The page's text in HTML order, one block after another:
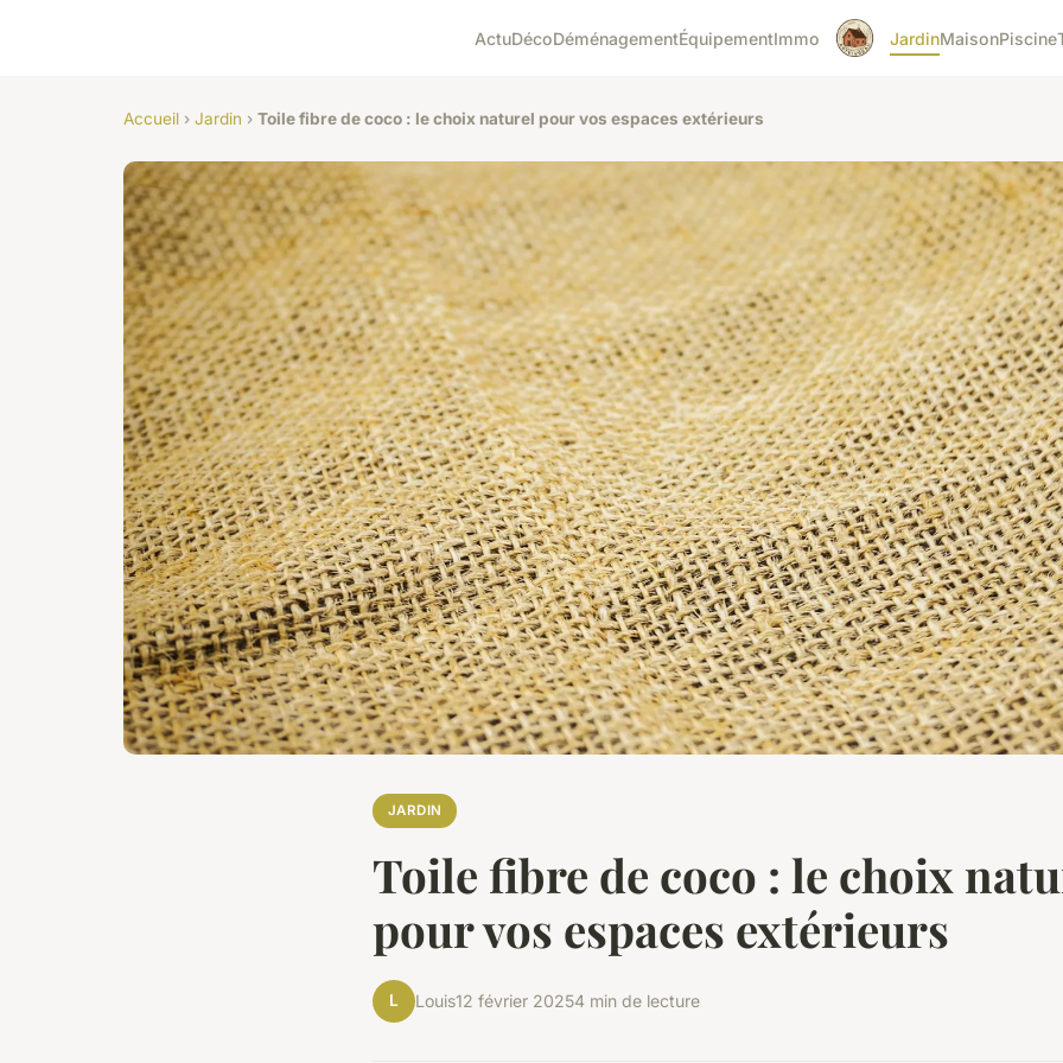
ActuDécoDéménagementÉquipementImmo JardinMaisonPiscine
Accueil › Jardin › Toile fibre de coco : le choix naturel pour vos espaces extérieurs
JARDIN
Toile fibre de coco : le choix
pour vos espaces extérieurs
L Louis12 février 20254 min de lecture